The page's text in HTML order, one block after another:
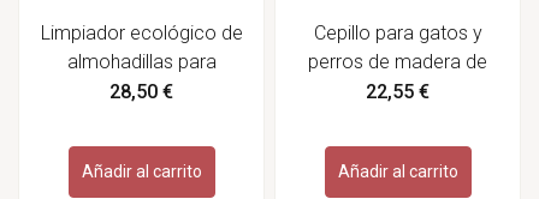
Limpiador ecológico de
almohadillas para
mascotas - The Doog
28,50 €
Añadir al carrito
Cepillo para gatos y
perros de madera de
haya - Redecker
22,55 €
Añadir al carrito